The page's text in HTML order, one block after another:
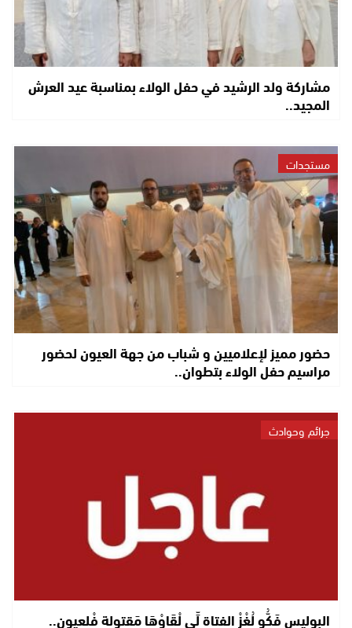
مشاركة ولد الرشيد في حفل الولاء بمناسبة عيد العرش
المجيد..
مستجدات
حضور مميز لإعلاميين و شباب من جهة العيون لحضور
مراسيم حفل الولاء بتطوان..
جرائم وحوادث
البوليس فَكُّو لُغْزْ الفتاة لِّي لْقَاوْهَا مَقتولة فْلعيون..